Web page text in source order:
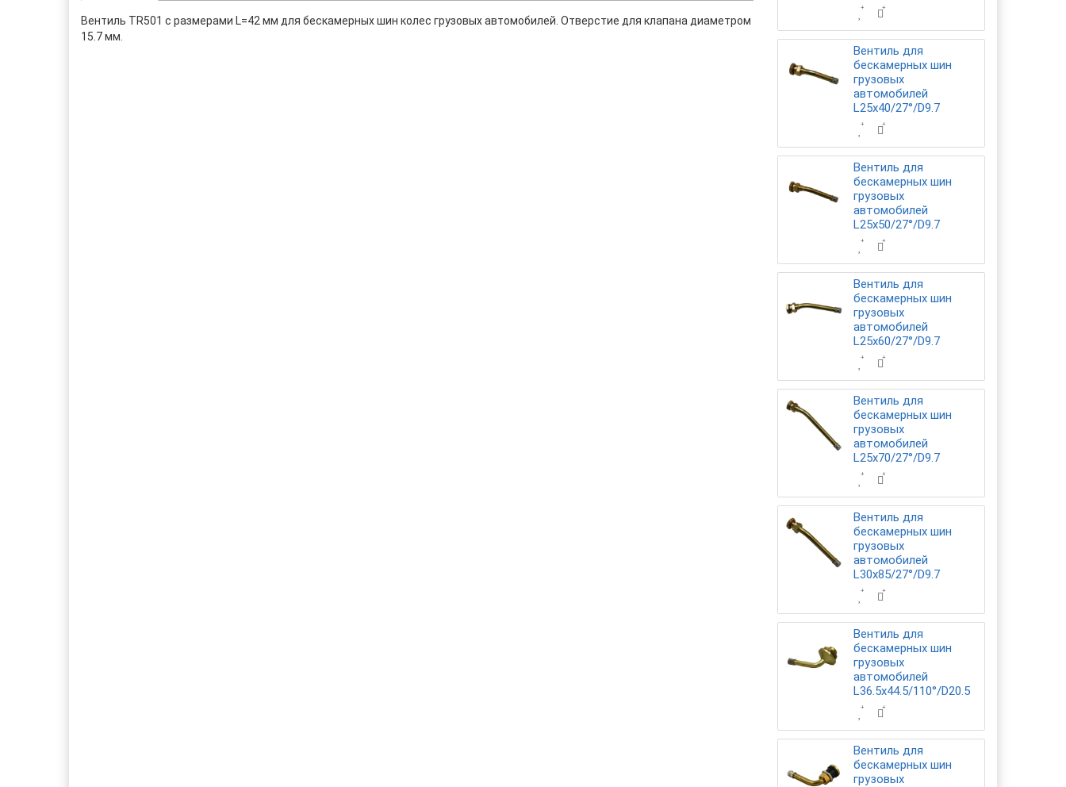
Вентиль TR501 с размерами L=42 мм для бескамерных шин колес грузовых автомобилей. Отверстие для клапана диаметром
15.7 мм.
Вентиль для
бескамерных шин
грузовых
автомобилей
L25x40/27°/D9.7
Вентиль для
бескамерных шин
грузовых
автомобилей
L25x50/27°/D9.7
Вентиль для
бескамерных шин
грузовых
автомобилей
L25x60/27°/D9.7
Вентиль для
бескамерных шин
грузовых
автомобилей
L25x70/27°/D9.7
Вентиль для
бескамерных шин
грузовых
автомобилей
L30x85/27°/D9.7
Вентиль для
бескамерных шин
грузовых
автомобилей
L36.5x44.5/110°/D20.5
Вентиль для
бескамерных шин
грузовых